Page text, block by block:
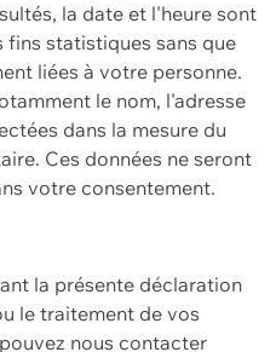
la date et l'heure sont
fins statistiques sans que
liées à votre personne.
le nom, l'adresse
dans la mesure du
Ces données ne seront
votre consentement.
la présente déclaration
le traitement de vos
nous contacter